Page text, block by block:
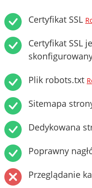
Certyfikat SSL
Certyfikat SSL
Plik robots.txt
Sitemapa
Dedykowana
Poprawny
Przeglądanie